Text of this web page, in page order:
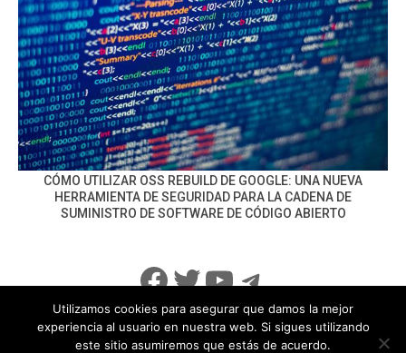
CÓMO UTILIZAR OSS REBUILD DE GOOGLE: UNA NUEVA
HERRAMIENTA DE SEGURIDAD PARA LA CADENA DE
SUMINISTRO DE SOFTWARE DE CÓDIGO ABIERTO
Facebook
Twitter
YouTube
Telegram
info@noticiasseguridad.com Política de Privacidad
Utilizamos cookies para asegurar que damos la mejor
experiencia al usuario en nuestra web. Si sigues utilizando
este sitio asumiremos que estás de acuerdo.